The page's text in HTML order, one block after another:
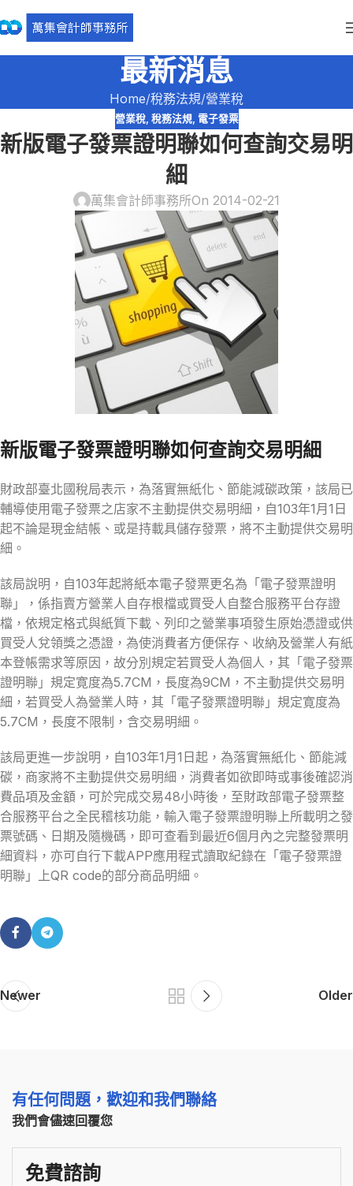
最新消息
Home 稅務法規 營業稅
營業稅, 稅務法規, 電子發票
新版電子發票證明聯如何查詢交易明
細
萬集會計師事務所On 2014-02-21
新版電子發票證明聯如何查詢交易明細
財政部臺北國稅局表示，為落實無紙化、節能減碳政策，該局已
輔導使用電子發票之店家不主動提供交易明細，自103年1月1日
起不論是現金結帳、或是持載具儲存發票，將不主動提供交易明
細。
該局說明，自103年起將紙本電子發票更名為「電子發票證明
聯」，係指賣方營業人自存根檔或買受人自整合服務平台存證
檔，依規定格式與紙質下載、列印之營業事項發生原始憑證或供
買受人兌領獎之憑證，為使消費者方便保存、收納及營業人有紙
本登帳需求等原因，故分別規定若買受人為個人，其「電子發票
證明聯」規定寛度為5.7CM，長度為9CM，不主動提供交易明
細，若買受人為營業人時，其「電子發票證明聯」規定寛度為
5.7CM，長度不限制，含交易明細。
該局更進一步說明，自103年1月1日起，為落實無紙化、節能減
碳，商家將不主動提供交易明細，消費者如欲即時或事後確認消
費品項及金額，可於完成交易48小時後，至財政部電子發票整
合服務平台之全民稽核功能，輸入電子發票證明聯上所載明之發
票號碼、日期及隨機碼，即可查看到最近6個月內之完整發票明
細資料，亦可自行下載APP應用程式讀取紀錄在「電子發票證
明聯」上QR code的部分商品明細。
Newer Older
有任何問題，歡迎和我們聯絡
我們會儘速回覆您
免費諮詢